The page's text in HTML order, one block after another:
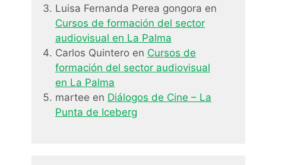
Luisa Fernanda Perea gongora en
Cursos de formación del sector
audiovisual en La Palma
Carlos Quintero en Cursos de
formación del sector audiovisual
en La Palma
martee en Diálogos de Cine – La
Punta de Iceberg